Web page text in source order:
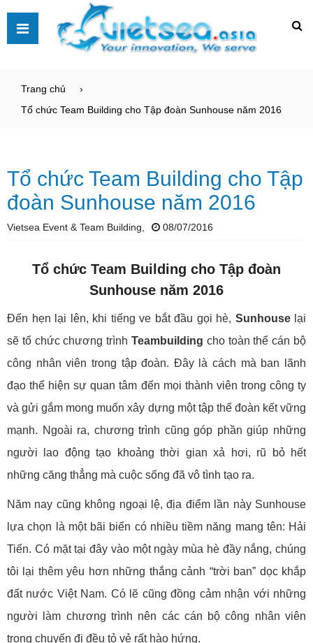
Trang chủ
Tổ chức Team Building cho Tập đoàn Sunhouse năm 2016
Tổ chức Team Building cho Tập
đoàn Sunhouse năm 2016
Vietsea Event & Team Building, 08/07/2016
Tổ chức Team Building cho Tập đoàn
Sunhouse năm 2016
Đến hẹn lại lên, khi tiếng ve bắt đầu gọi hè, Sunhouselại
sẽ tổ chức chương trình Teambuilding cho toàn thể cán bộ
công nhân viên trong tập đoàn. Đây là cách mà ban lãnh
đạo thể hiện sự quan tâm đến mọi thành viên trong công ty
và gửi gắm mong muốn xây dựng một tập thể đoàn kết vững
mạnh. Ngoài ra, chương trình cũng góp phần giúp những
người lao động tạo khoảng thời gian xả hơi, rũ bỏ hết
những căng thẳng mà cuộc sống đã vô tình tạo ra.
Năm nay cũng không ngoại lệ, địa điểm lần này Sunhouse
lựa chọn là một bãi biển có nhiều tiềm năng mang tên: Hải
Tiến. Có mặt tại đây vào một ngày mùa hè đầy nắng, chúng
tôi lại thêm yêu hơn những thắng cảnh “trời ban” dọc khắp
đất nước Việt Nam. Có lẽ cũng đồng cảm nhận với những
người làm chương trình nên các cán bộ công nhân viên
trong chuyến đi đều tỏ vẻ rất hào hứng.